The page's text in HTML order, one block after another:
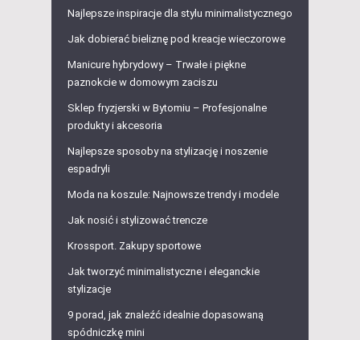
Najlepsze inspiracje dla stylu minimalistycznego
Jak dobierać bieliznę pod kreacje wieczorowe
Manicure hybrydowy – Trwałe i piękne
paznokcie w domowym zaciszu
Sklep fryzjerski w Bytomiu – Profesjonalne
produkty i akcesoria
Najlepsze sposoby na stylizację i noszenie
espadryli
Moda na koszule: Najnowsze trendy i modele
Jak nosić i stylizować trencze
Krossport. Zakupy sportowe
Jak tworzyć minimalistyczne i eleganckie
stylizacje
9 porad, jak znaleźć idealnie dopasowaną
spódniczkę mini